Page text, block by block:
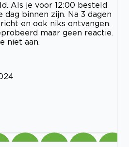
Als je voor 12:00 besteld
dag binnen zijn. Na 3 dagen
en ook niks ontvangen.
maar geen reactie.
niet aan.